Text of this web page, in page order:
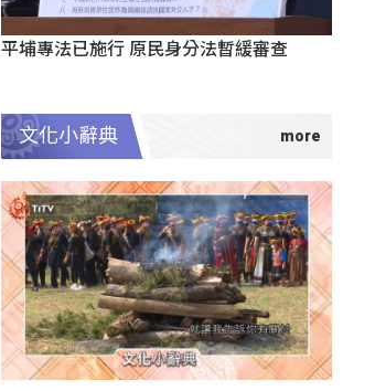
平埔專法已施行 原民身分法暫緩審查
文化小辭典